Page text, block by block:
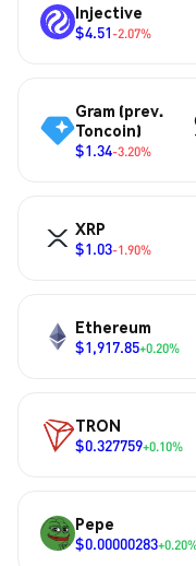
Injective
$4.51-2.07%
Gram (prev.
Toncoin)
$1.34-3.20%
XRP
$1.03-1.90%
Ethereum
$1,917.85+0.20%
TRON
$0.327759+0.10%
Pepe
$0.00000283